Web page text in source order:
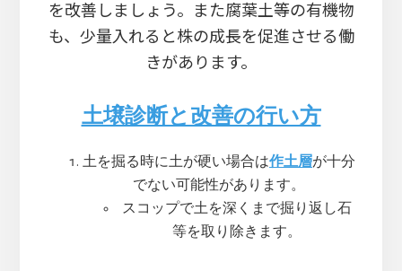
を改善しましょう。また腐葉土等の有機物
も、少量入れると株の成長を促進させる働
きがあります。
土壌診断と改善の行い方
土を掘る時に土が硬い場合は作土層が十分
でない可能性があります。
スコップで土を深くまで掘り返し石
等を取り除きます。